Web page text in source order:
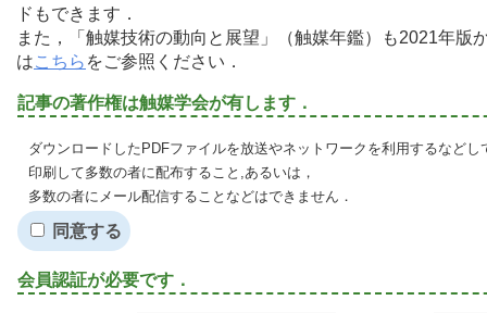
ドもできます．
また，「触媒技術の動向と展望」（触媒年鑑）も2021年
はこちら をご参照ください．
記事の著作権は触媒学会が有します．
ダウンロードしたPDFファイルを放送やネットワークを利用するなど
印刷して多数の者に配布すること,あるいは，
多数の者にメール配信することなどはできません．
同意する
会員認証が必要です．